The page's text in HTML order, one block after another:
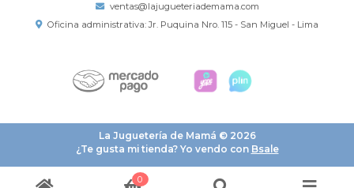
ventas@lajugueteriademama.com
Oficina administrativa: Jr. Puquina Nro. 115 - San Miguel - Lima
La Juguetería de Mamá © 2026
¿Te gusta mi tienda? Yo vendo con Bsale
0